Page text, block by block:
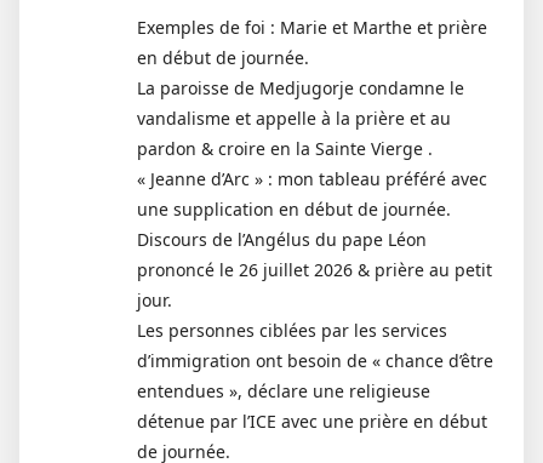
Exemples de foi : Marie et Marthe et prière
en début de journée.
La paroisse de Medjugorje condamne le
vandalisme et appelle à la prière et au
pardon & croire en la Sainte Vierge .
« Jeanne d’Arc » : mon tableau préféré avec
une supplication en début de journée.
Discours de l’Angélus du pape Léon
prononcé le 26 juillet 2026 & prière au petit
jour.
Les personnes ciblées par les services
d’immigration ont besoin de « chance d’être
entendues », déclare une religieuse
détenue par l’ICE avec une prière en début
de journée.